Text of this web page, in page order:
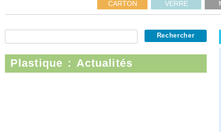
CARTON VERRE
Plastique : Actualités